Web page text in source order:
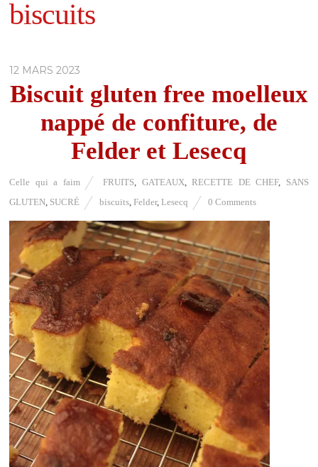
biscuits
12 MARS 2023
Biscuit gluten free moelleux
nappé de confiture, de
Felder et Lesecq
Celle qui a faim FRUITS GATEAUX ,RECETTE DE CHEF, SANS
GLUTEN SUCRÉ biscuits ,Felder,Lesecq 0 Comments